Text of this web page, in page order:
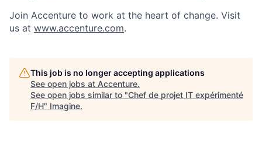
Join Accenture to work at the heart of change. Visit
us at www.accenture.com.
This job is no longer accepting applications
See open jobs at Accenture.
See open jobs similar to "Chef de projet IT expérimenté
F/H" Imagine.